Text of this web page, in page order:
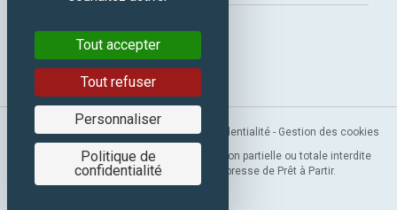
SUIVEZ-NOUS :
Facebook
Instagram
Mentions légales-CGV-Politique de confidentialité - Gestion des cookies
Copyright 2019 © Prêt à Partir. Reproduction partielle ou totale interdite
sans l’autorisation préalable et expresse de Prêt à Partir.
Tout accepter
Tout refuser
Personnaliser
Politique de
confidentialité